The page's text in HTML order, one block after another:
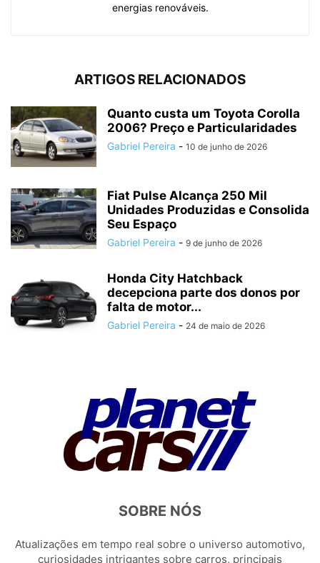
energias renováveis.
ARTIGOS RELACIONADOS
Quanto custa um Toyota Corolla
2006? Preço e Particularidades
Gabriel Pereira - 10 de junho de 2026
Fiat Pulse Alcança 250 Mil
Unidades Produzidas e Consolida
Seu Espaço
Gabriel Pereira - 9 de junho de 2026
Honda City Hatchback
decepciona parte dos donos por
falta de motor...
Gabriel Pereira - 24 de maio de 2026
SOBRE NÓS
Atualizações em tempo real sobre o universo automotivo,
curiosidades intrigantes sobre carros, principais